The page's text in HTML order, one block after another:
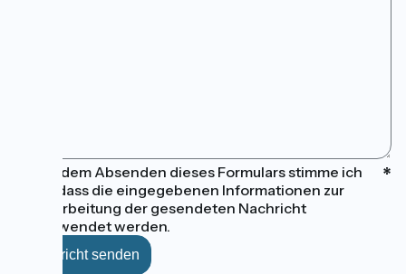
Mit dem Absenden dieses Formulars stimme ich
zu, dass die eingegebenen Informationen zur
Bearbeitung der gesendeten Nachricht
verwendet werden.